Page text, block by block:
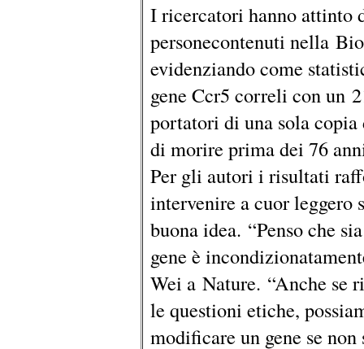
I ricercatori hanno attinto
personecontenuti nella
evidenziando come
gene Ccr5 correli con un
portatori di una sola
di morire prima dei 76
Per gli autori i risultati
intervenire a cuor leggero
buona idea. “Penso che
gene è
Wei a Nature. “Anche se
le questioni etiche,
modificare un gene se non